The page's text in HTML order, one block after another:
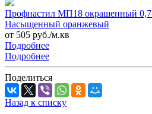
Профнастил МП18 окрашенный
Насыщенный оранжевый
от 505 руб./м.кв
Подробнее
Подробнее
Поделиться
Назад к списку